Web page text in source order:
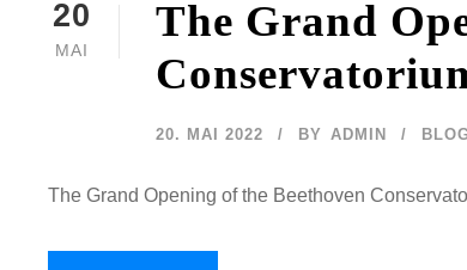
20
MAI
The Grand
20. MAI 2022 BY ADMIN
The Grand Opening of the Beethoven